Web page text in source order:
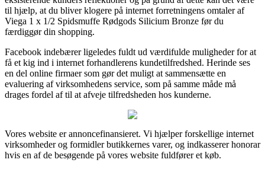
til hjælp, at du bliver klogere på internet forretningens omtaler af
Viega 1 x 1/2 Spidsmuffe Rødgods Silicium Bronze før du
færdiggør din shopping.
Facebook indebærer ligeledes fuldt ud værdifulde muligheder for at
få et kig ind i internet forhandlerens kundetilfredshed. Herinde ses
en del online firmaer som gør det muligt at sammensætte en
evaluering af virksomhedens service, som på samme måde må
drages fordel af til at afveje tilfredsheden hos kunderne.
Vores website er annoncefinansieret. Vi hjælper forskellige internet
virksomheder og formidler butikkernes varer, og indkasserer honorar
hvis en af de besøgende på vores website fuldfører et køb.